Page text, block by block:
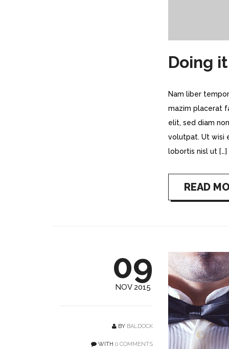
Doing
Nam liber
mazim placerat
elit, sed diam
volutpat. Ut wisi
lobortis nisl ut […]
READ
09
NOV 2015
BY BALDOCK
WITH 0 COMMENTS